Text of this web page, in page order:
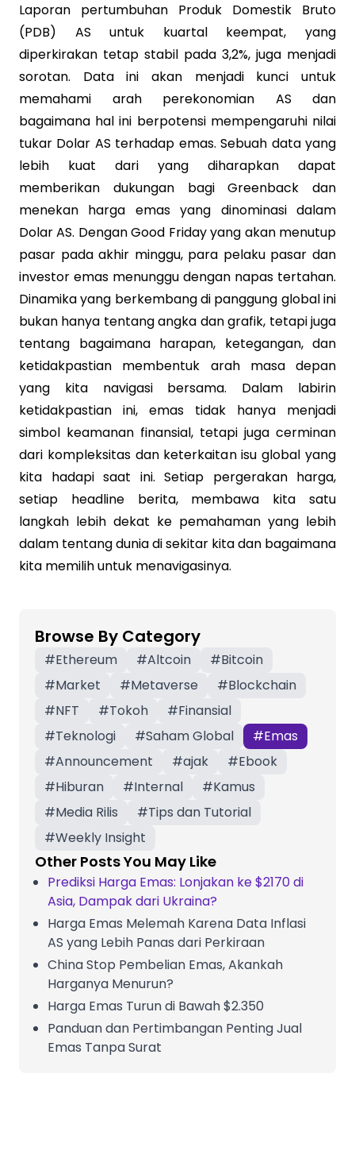
Laporan pertumbuhan Produk Domestik Bruto
(PDB) AS untuk kuartal keempat, yang
diperkirakan tetap stabil pada 3,2%, juga menjadi
sorotan. Data ini akan menjadi kunci untuk
memahami arah perekonomian AS dan
bagaimana hal ini berpotensi mempengaruhi nilai
tukar Dolar AS terhadap emas. Sebuah data yang
lebih kuat dari yang diharapkan dapat
memberikan dukungan bagi Greenback dan
menekan harga emas yang dinominasi dalam
Dolar AS. Dengan Good Friday yang akan menutup
pasar pada akhir minggu, para pelaku pasar dan
investor emas menunggu dengan napas tertahan.
Dinamika yang berkembang di panggung global ini
bukan hanya tentang angka dan grafik, tetapi juga
tentang bagaimana harapan, ketegangan, dan
ketidakpastian membentuk arah masa depan
yang kita navigasi bersama. Dalam labirin
ketidakpastian ini, emas tidak hanya menjadi
simbol keamanan finansial, tetapi juga cerminan
dari kompleksitas dan keterkaitan isu global yang
kita hadapi saat ini. Setiap pergerakan harga,
setiap headline berita, membawa kita satu
langkah lebih dekat ke pemahaman yang lebih
dalam tentang dunia di sekitar kita dan bagaimana
kita memilih untuk menavigasinya.
Browse By Category
#Ethereum #Altcoin #Bitcoin
#Market #Metaverse #Blockchain
#NFT #Tokoh #Finansial
#Teknologi #Saham Global #Emas
#Announcement #ajak #Ebook
#Hiburan #Internal #Kamus
#Media Rilis #Tips dan Tutorial
#Weekly Insight
Other Posts You May Like
Prediksi Harga Emas: Lonjakan ke $2170 di
Asia, Dampak dari Ukraina?
Harga Emas Melemah Karena Data Inflasi
AS yang Lebih Panas dari Perkiraan
China Stop Pembelian Emas, Akankah
Harganya Menurun?
Harga Emas Turun di Bawah $2.350
Panduan dan Pertimbangan Penting Jual
Emas Tanpa Surat